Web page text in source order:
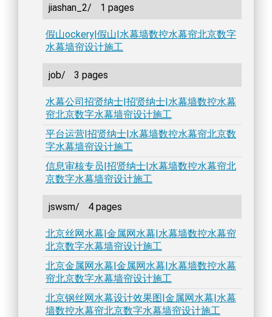
jiashan_2/ 1 pages
假山ockery|假山|水幕墙数控水幕帘北京数字
水幕墙帘设计施工
job/ 3 pages
水幕公司招贤纳士|招贤纳士|水幕墙数控水幕
帘北京数字水幕墙帘设计施工
平台运营|招贤纳士|水幕墙数控水幕帘北京数
字水幕墙帘设计施工
信息审核专员|招贤纳士|水幕墙数控水幕帘北
京数字水幕墙帘设计施工
jswsm/ 4 pages
北京丝网水幕|金属网水幕|水幕墙数控水幕帘
北京数字水幕墙帘设计施工
北京金属网水幕|金属网水幕|水幕墙数控水幕
帘北京数字水幕墙帘设计施工
北京钢丝网水幕设计效果图|金属网水幕|水幕
墙数控水幕帘北京数字水幕墙帘设计施工